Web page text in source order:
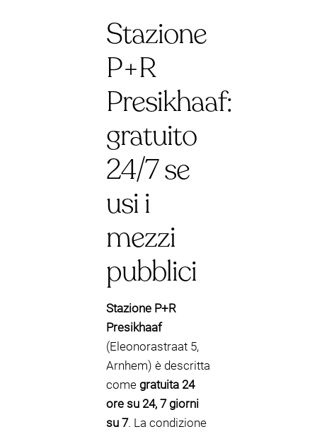
Stazione
P+R
Presikhaaf:
gratuito
24/7 se
usi i
mezzi
pubblici
Stazione P+R
Presikhaaf
(Eleonorastraat 5,
Arnhem) è descritta
come gratuita 24
ore su 24, 7 giorni
su 7. La condizione